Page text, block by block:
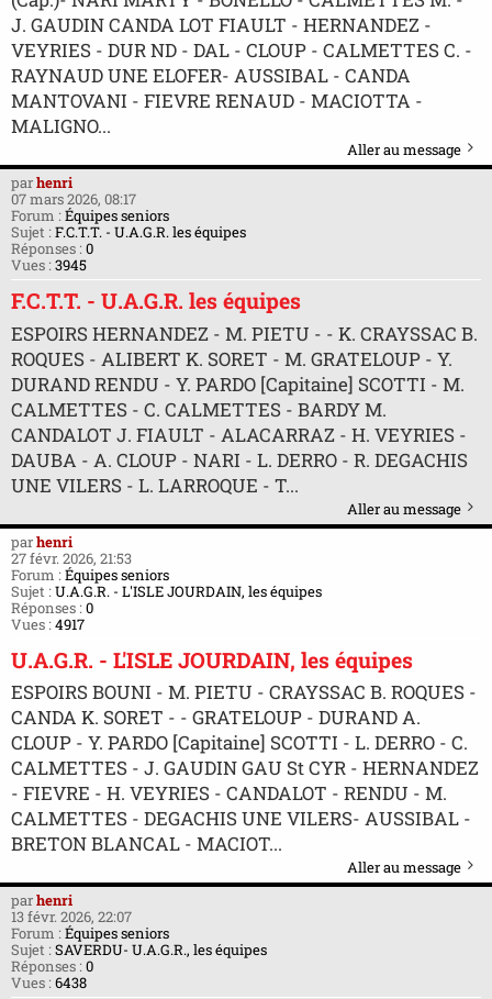
J. GAUDIN CANDA LOT FIAULT - HERNANDEZ -
VEYRIES - DUR ND - DAL - CLOUP - CALMETTES C. -
RAYNAUD UNE ELOFER- AUSSIBAL - CANDA
MANTOVANI - FIEVRE RENAUD - MACIOTTA -
MALIGNO...
Aller au message
parhenri
07 mars 2026, 08:17
Forum : Équipes seniors
Sujet : F.C.T.T. - U.A.G.R. les équipes
Réponses : 0
Vues : 3945
F.C.T.T. - U.A.G.R. les équipes
ESPOIRS HERNANDEZ - M. PIETU - - K. CRAYSSAC B.
ROQUES - ALIBERT K. SORET - M. GRATELOUP - Y.
DURAND RENDU - Y. PARDO [Capitaine] SCOTTI - M.
CALMETTES - C. CALMETTES - BARDY M.
CANDALOT J. FIAULT - ALACARRAZ - H. VEYRIES -
DAUBA - A. CLOUP - NARI - L. DERRO - R. DEGACHIS
UNE VILERS - L. LARROQUE - T...
Aller au message
parhenri
27 févr. 2026, 21:53
Forum :Équipes seniors
Sujet :U.A.G.R. - L'ISLE JOURDAIN, les équipes
Réponses :0
Vues :4917
U.A.G.R. - L'ISLE JOURDAIN, les équipes
ESPOIRS BOUNI - M. PIETU - CRAYSSAC B. ROQUES -
CANDA K. SORET - - GRATELOUP - DURAND A.
CLOUP - Y. PARDO [Capitaine] SCOTTI - L. DERRO - C.
CALMETTES - J. GAUDIN GAU St CYR - HERNANDEZ
- FIEVRE - H. VEYRIES - CANDALOT - RENDU - M.
CALMETTES - DEGACHIS UNE VILERS- AUSSIBAL -
BRETON BLANCAL - MACIOT...
Aller au message
parhenri
13 févr. 2026, 22:07
Forum : Équipes seniors
Sujet : SAVERDU- U.A.G.R., les équipes
Réponses : 0
Vues : 6438